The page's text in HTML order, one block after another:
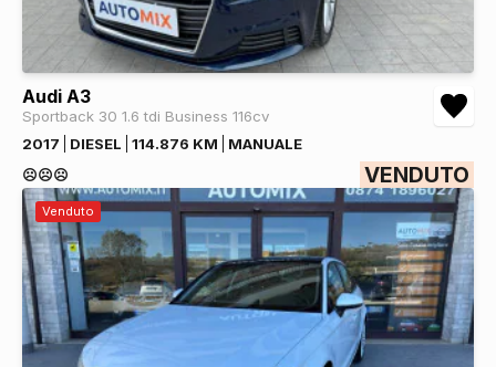
Audi A3
Sportback 30 1.6 tdi Business 116cv
2017
DIESEL 114.876 KM
MANUALE
☹️☹️☹️
VENDUTO
Venduto